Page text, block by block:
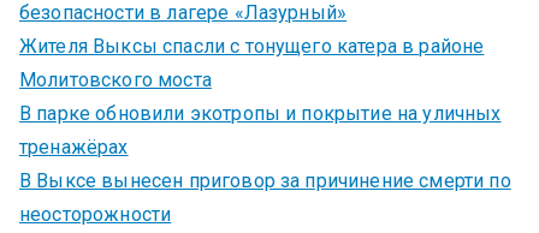
безопасности в лагере «Лазурный»
Жителя Выксы спасли с тонущего катера в районе
Молитовского моста
В парке обновили экотропы и покрытие на уличных
тренажёрах
В Выксе вынесен приговор за причинение смерти по
неосторожности